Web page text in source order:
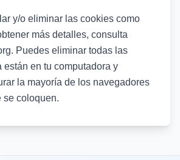
y/o eliminar las cookies como
más detalles, consulta
Puedes eliminar todas las
están en tu computadora y
la mayoría de los navegadores
se coloquen.